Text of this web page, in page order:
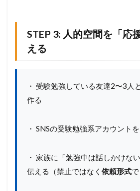
STEP 3: 人的空間を「応
える
・ 受験勉強している友達2〜3人
作る
・ SNSの受験勉強系アカウント
・ 家族に「勉強中は話しかけな
伝える（禁止ではなく 依頼形式で